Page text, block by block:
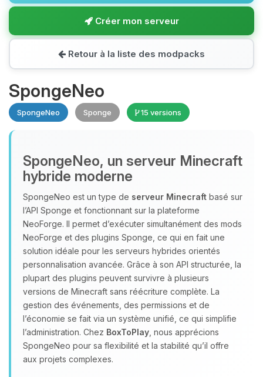
Créer mon serveur
Retour à la liste des modpacks
SpongeNeo
SpongeNeo Sponge 15 versions
SpongeNeo, un serveur Minecraft
hybride moderne
SpongeNeo est un type de serveur Minecraft basé sur
l’API Sponge et fonctionnant sur la plateforme
NeoForge. Il permet d’exécuter simultanément des mods
NeoForge et des plugins Sponge, ce qui en fait une
solution idéale pour les serveurs hybrides orientés
personnalisation avancée. Grâce à son API structurée, la
plupart des plugins peuvent survivre à plusieurs
versions de Minecraft sans réécriture complète. La
gestion des événements, des permissions et de
l’économie se fait via un système unifié, ce qui simplifie
l’administration. Chez BoxToPlay , nous apprécions
SpongeNeo pour sa flexibilité et la stabilité qu’il offre
aux projets complexes.
Youpi, enfin quelqu’un pour me
parler ! Moi c’est Choupy, ton petit
assistant BoxToPlay. Dis-moi ce dont
tu as besoin et je vais remuer mes
petits circuits pour t’aider.
06/08/2026 à 08:29